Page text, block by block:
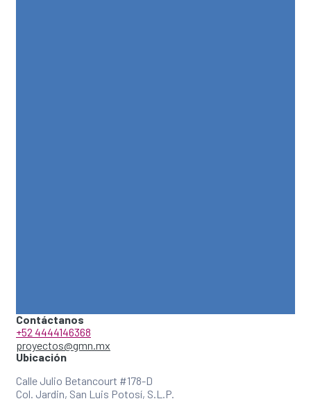
Contáctanos
+52 4444146368
proyectos@gmn.mx
Ubicación
Calle Julio Betancourt #178-D
Col. Jardin, San Luis Potosí, S.L.P.